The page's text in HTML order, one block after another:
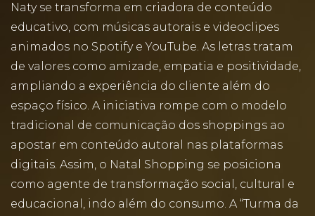
Naty se transforma em criadora de conteúdo
educativo, com músicas autorais e videoclipes
animados no Spotify e YouTube. As letras tratam
de valores como amizade, empatia e positividade,
ampliando a experiência do cliente além do
espaço físico. A iniciativa rompe com o modelo
tradicional de comunicação dos shoppings ao
apostar em conteúdo autoral nas plataformas
digitais. Assim, o Natal Shopping se posiciona
como agente de transformação social, cultural e
educacional, indo além do consumo. A “Turma da